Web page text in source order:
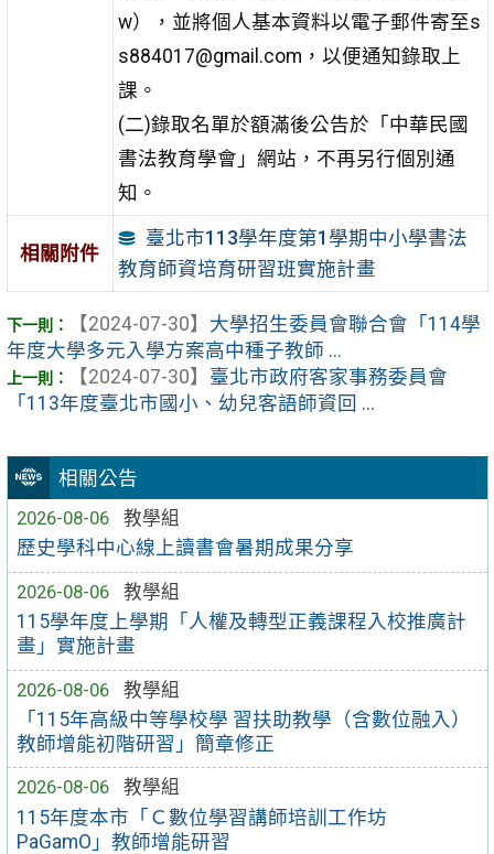
相關公告
2026-08-06
教學組
歷史學科中心線上讀書會暑期成果分享
2026-08-06
教學組
115學年度上學期「人權及轉型正義課程入校推廣計
畫」實施計畫
2026-08-06
教學組
「115年高級中等學校學 習扶助教學（含數位融入）
教師增能初階研習」簡章修正
2026-08-06
教學組
115年度本市「Ｃ數位學習講師培訓工作坊
PaGamO」教師增能研習
w），並將個人基本資料以電子郵件寄至s
s884017@gmail.com，以便通知錄取上
課。
(二)錄取名單於額滿後公告於「中華民國
書法教育學會」網站，不再另行個別通
知。
相關附件
臺北市113學年度第1學期中小學書法
教育師資培育研習班實施計畫
【2024-07-30】 大學招生委員會聯合會「114學
年度大學多元入學方案高中種子教師 ...
【2024-07-30】 臺北市政府客家事務委員會
「113年度臺北市國小、幼兒客語師資回 ...